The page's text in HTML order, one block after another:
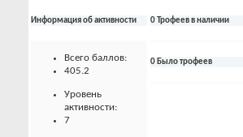
Информация об активности
Всего баллов:
405.2
Уровень
активности:
7
0 Трофеев в наличии
0 Было трофеев